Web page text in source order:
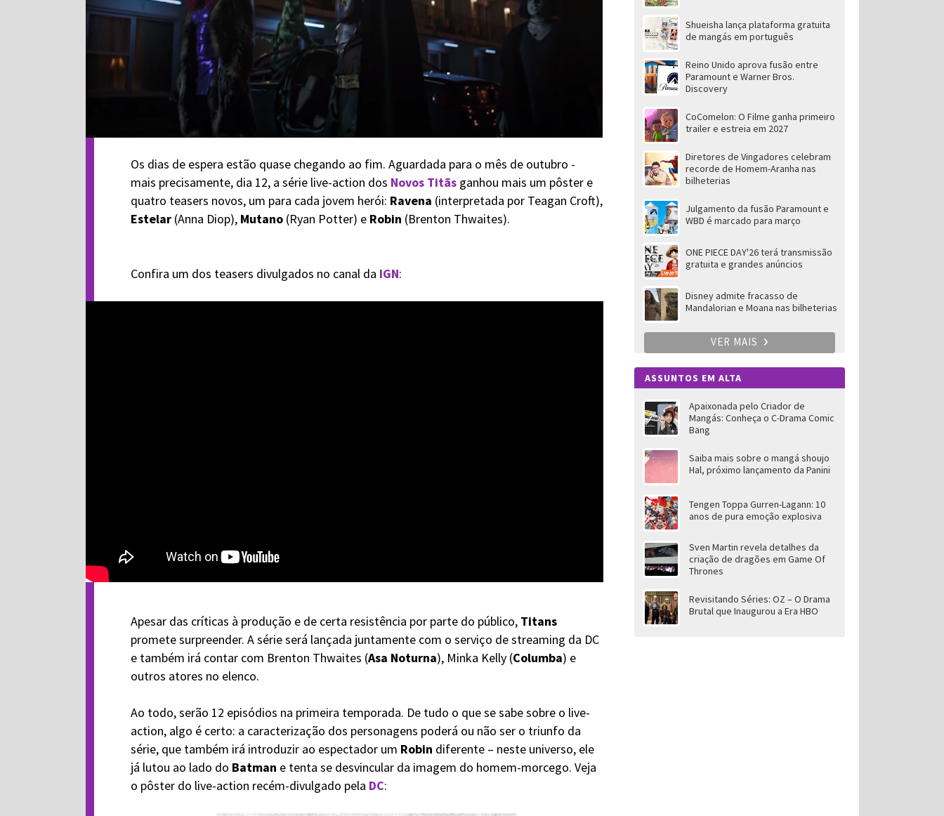
Os dias de espera estão quase chegando ao fim. Aguardada para o mês de outubro -
mais precisamente, dia 12, a série live-action dos Novos Titãsganhou mais um pôster e
quatro teasers novos, um para cada jovem herói: Ravena (interpretada por Teagan Croft),
Estelar(Anna Diop), Mutano (Ryan Potter) e Robin (Brenton Thwaites).
Confira um dos teasers divulgados no canal da IGN:
Apesar das críticas à produção e de certa resistência por parte do público, Titans
promete surpreender. A série será lançada juntamente com o serviço de streaming da DC
e também irá contar com Brenton Thwaites (Asa Noturna), Minka Kelly (Columba) e
outros atores no elenco.
Ao todo, serão 12 episódios na primeira temporada. De tudo o que se sabe sobre o live-
action, algo é certo: a caracterização dos personagens poderá ou não ser o triunfo da
série, que também irá introduzir ao espectador um Robin diferente – neste universo, ele
já lutou ao lado do Batman e tenta se desvincular da imagem do homem-morcego. Veja
o pôster do live-action recém-divulgado pela DC:
Shueisha lança plataforma gratuita
de mangás em português
Reino Unido aprova fusão entre
Paramount e Warner Bros.
Discovery
CoComelon: O Filme ganha primeiro
trailer e estreia em 2027
Diretores de Vingadores celebram
recorde de Homem-Aranha nas
bilheterias
Julgamento da fusão Paramount e
WBD é marcado para março
ONE PIECE DAY'26 terá transmissão
gratuita e grandes anúncios
Disney admite fracasso de
Mandalorian e Moana nas bilheterias
VER MAIS
ASSUNTOS EM ALTA
Apaixonada pelo Criador de
Mangás: Conheça o C-Drama Comic
Bang
Saiba mais sobre o mangá shoujo
Hal, próximo lançamento da Panini
Tengen Toppa Gurren-Lagann: 10
anos de pura emoção explosiva
Sven Martin revela detalhes da
criação de dragões em Game Of
Thrones
Revisitando Séries: OZ – O Drama
Brutal que Inaugurou a Era HBO